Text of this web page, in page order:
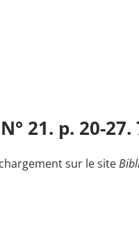
21. p. 20-
sur le site